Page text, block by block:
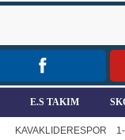
E.S TAKIM
KAVAKLIDERESPOR